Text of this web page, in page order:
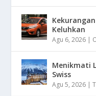
Keluhkan
Agu 6, 2026 |
Menikmati
Swiss
Agu 5, 2026 |